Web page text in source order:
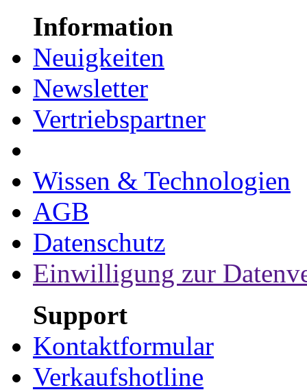
Information
Neuigkeiten
Newsletter
Vertriebspartner
Wissen & Technologien
AGB
Datenschutz
Einwilligung zur
Support
Kontaktformular
Verkaufshotline